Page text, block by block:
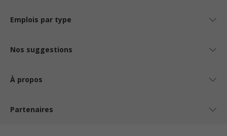
Emplois par type
Nos suggestions
À propos
Partenaires